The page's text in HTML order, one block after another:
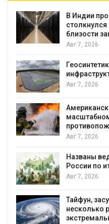
В Индии
близости
Авг 7, 2026
Авг 7, 2026
Авг 7, 2026
Названы
России по
Авг 7, 2026
Тайфун,
несколько